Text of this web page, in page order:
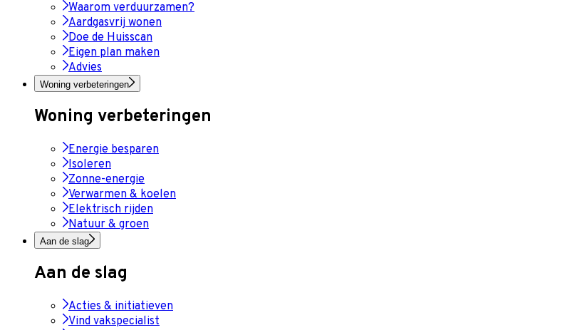
Waarom verduurzamen?
Aardgasvrij wonen
Doe de Huisscan
Eigen plan maken
Advies
Woning verbeteringen
Woning verbeteringen
Energie besparen
Isoleren
Zonne-energie
Verwarmen & koelen
Elektrisch rijden
Natuur & groen
Aan de slag
Aan de slag
Acties & initiatieven
Vind vakspecialist